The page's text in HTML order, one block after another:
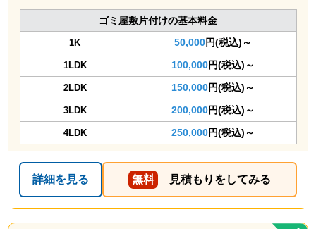
ゴミ屋敷片付けの基本料金
1K 50,000円(税込)～
1LDK 100,000円(税込)～
2LDK 150,000円(税込)～
3LDK 200,000円(税込)～
4LDK 250,000円(税込)～
詳細を見る 無料 見積もりをしてみる